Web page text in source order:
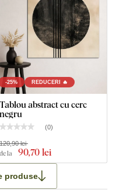
-25% REDUCERI 🔥
Tablou abstract cu cerc
negru
(0)
de la 90,70 lei
lei
produse